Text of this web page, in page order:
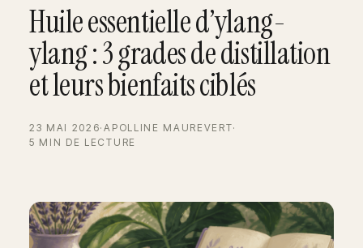
Huile essentielle d’ylang-
ylang : 3 grades de distillation
et leurs bienfaits ciblés
23 MAI 2026·APOLLINE MAUREVERT·
5 MIN DE LECTURE